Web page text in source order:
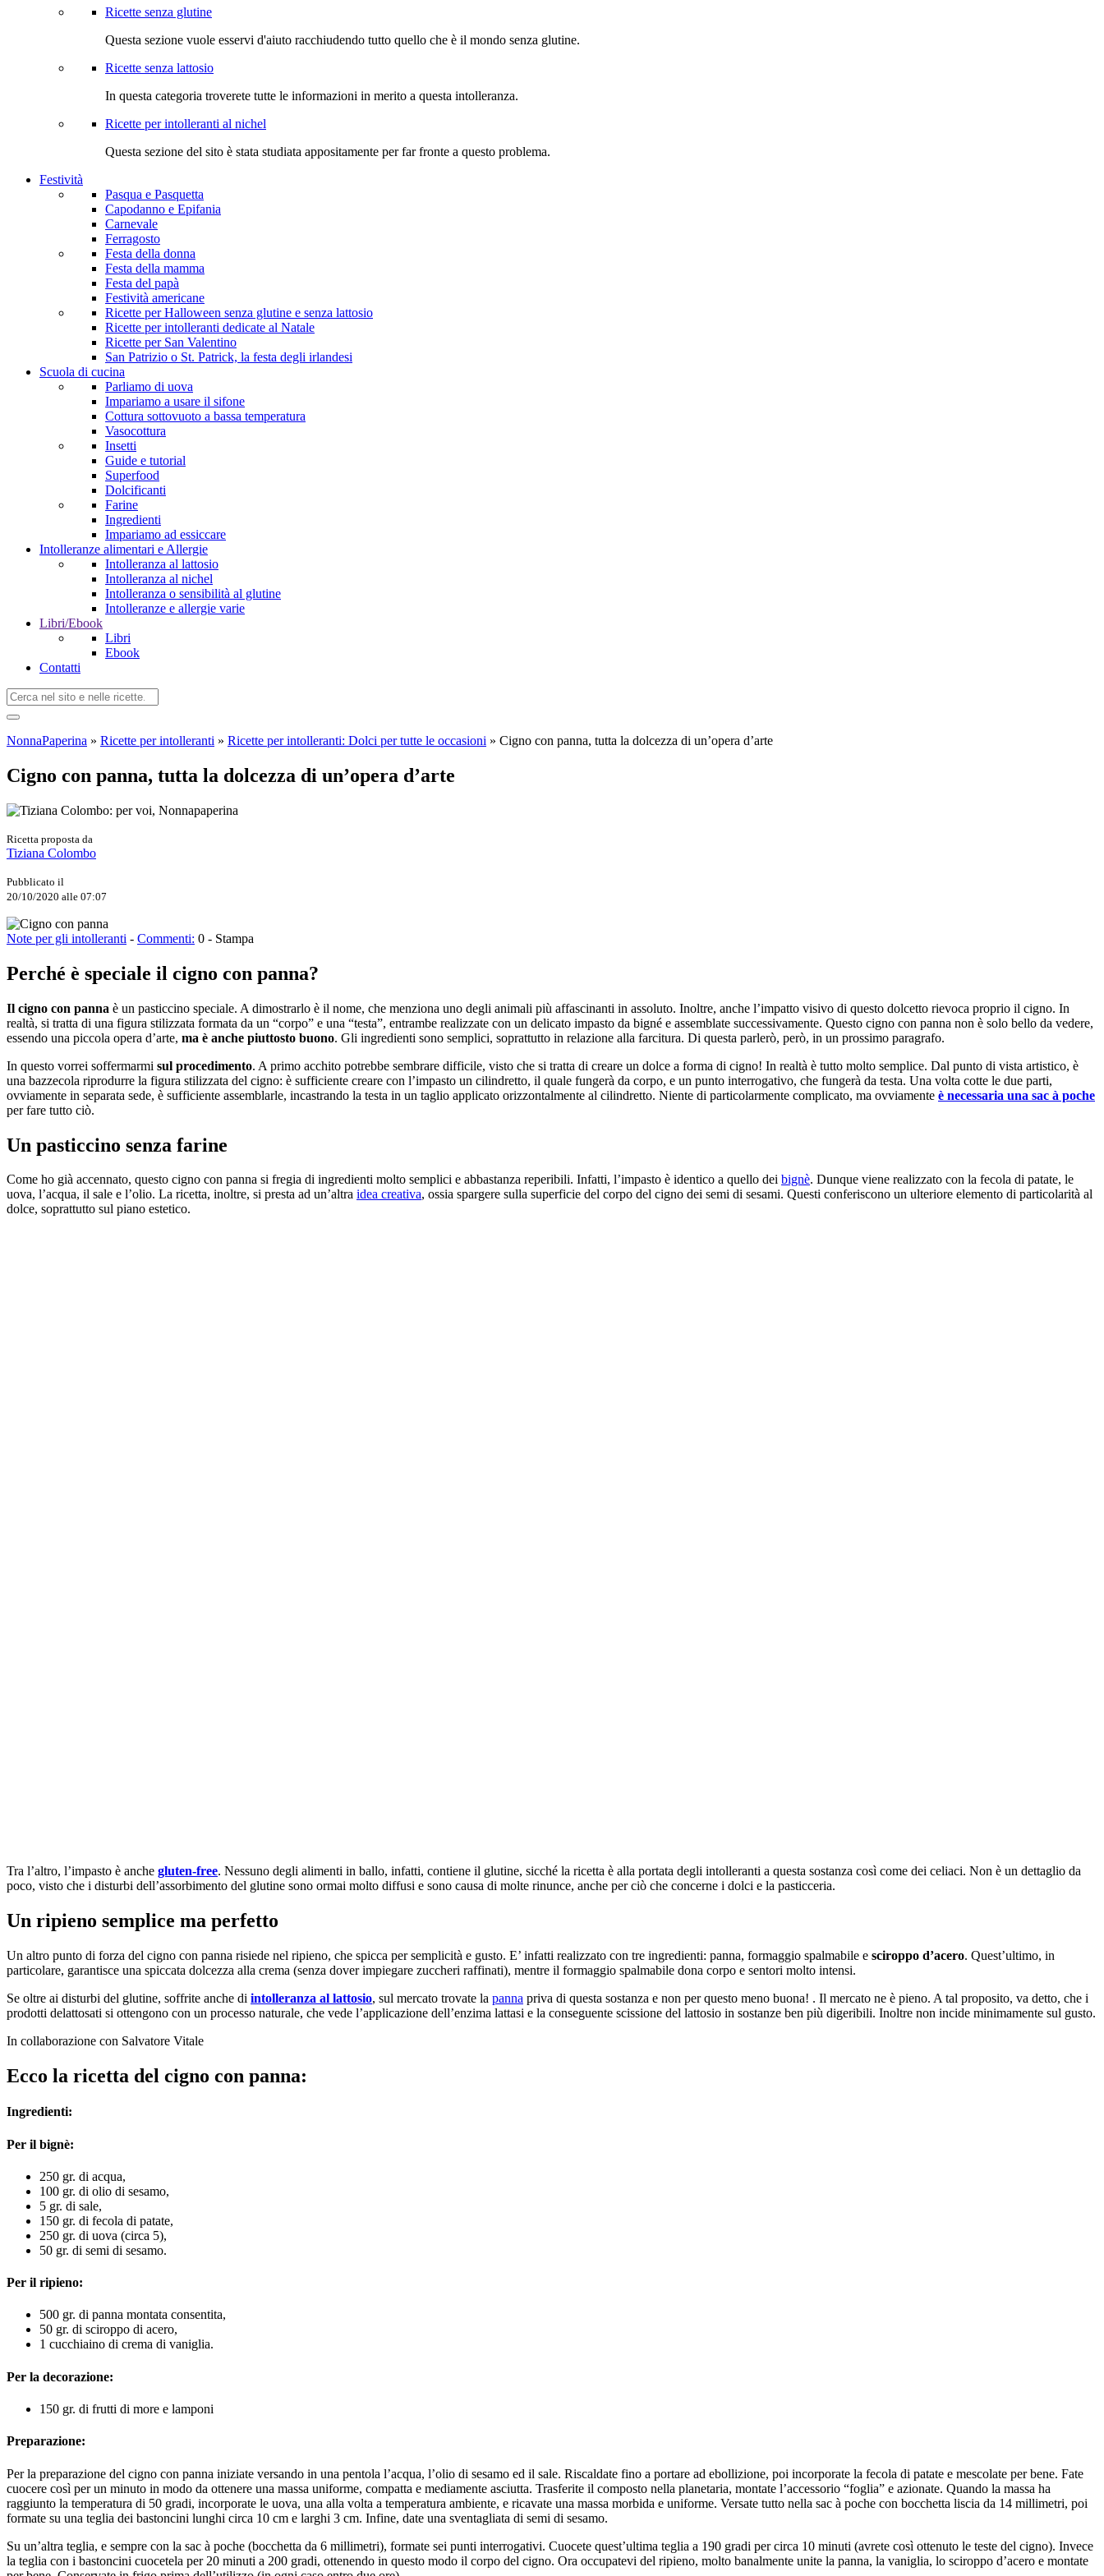
Ricette senza glutine
Questa sezione vuole esservi d'aiuto racchiudendo tutto quello che è il mondo senza glutine.
Ricette senza lattosio
In questa categoria troverete tutte le informazioni in merito a questa intolleranza.
Ricette per intolleranti al nichel
Questa sezione del sito è stata studiata appositamente per far fronte a questo problema.
Festività
Pasqua e Pasquetta
Capodanno e Epifania
Carnevale
Ferragosto
Festa della donna
Festa della mamma
Festa del papà
Festività americane
Ricette per Halloween senza glutine e senza lattosio
Ricette per intolleranti dedicate al Natale
Ricette per San Valentino
San Patrizio o St. Patrick, la festa degli irlandesi
Scuola di cucina
Parliamo di uova
Impariamo a usare il sifone
Cottura sottovuoto a bassa temperatura
Vasocottura
Insetti
Guide e tutorial
Superfood
Dolcificanti
Farine
Ingredienti
Impariamo ad essiccare
Intolleranze alimentari e Allergie
Intolleranza al lattosio
Intolleranza al nichel
Intolleranza o sensibilità al glutine
Intolleranze e allergie varie
Libri/Ebook
Libri
Ebook
Contatti
NonnaPaperina » Ricette per intolleranti » Ricette per intolleranti: Dolci per tutte le occasioni » Cigno con panna, tutta la dolcezza di un’opera d’arte
Cigno con panna, tutta la dolcezza di un’opera d’arte
Ricetta proposta da
Tiziana Colombo
Pubblicato il
20/10/2020 alle 07:07
Note per gli intolleranti - Commenti: 0 - Stampa
Perché è speciale il cigno con panna?
Il cigno con panna è un pasticcino speciale. A dimostrarlo è il nome, che menziona uno degli animali più affascinanti in assoluto. Inoltre, anche l’impatto visivo di questo dolcetto rievoca proprio il cigno. In
realtà, si tratta di una figura stilizzata formata da un “corpo” e una “testa”, entrambe realizzate con un delicato impasto da bigné e assemblate successivamente. Questo cigno con panna non è solo bello da vedere,
essendo una piccola opera d’arte, ma è anche piuttosto buono. Gli ingredienti sono semplici, soprattutto in relazione alla farcitura. Di questa parlerò, però, in un prossimo paragrafo.
In questo vorrei soffermarmi sul procedimento. A primo acchito potrebbe sembrare difficile, visto che si tratta di creare un dolce a forma di cigno! In realtà è tutto molto semplice. Dal punto di vista artistico, è
una bazzecola riprodurre la figura stilizzata del cigno: è sufficiente creare con l’impasto un cilindretto, il quale fungerà da corpo, e un punto interrogativo, che fungerà da testa. Una volta cotte le due parti,
ovviamente in separata sede, è sufficiente assemblarle, incastrando la testa in un taglio applicato orizzontalmente al cilindretto. Niente di particolarmente complicato, ma ovviamente è necessaria una sac à poche
per fare tutto ciò.
Un pasticcino senza farine
Come ho già accennato, questo cigno con panna si fregia di ingredienti molto semplici e abbastanza reperibili. Infatti, l’impasto è identico a quello dei bignè. Dunque viene realizzato con la fecola di patate, le
uova, l’acqua, il sale e l’olio. La ricetta, inoltre, si presta ad un’altra idea creativa, ossia spargere sulla superficie del corpo del cigno dei semi di sesami. Questi conferiscono un ulteriore elemento di particolarità al
dolce, soprattutto sul piano estetico.
Tra l’altro, l’impasto è anche gluten-free. Nessuno degli alimenti in ballo, infatti, contiene il glutine, sicché la ricetta è alla portata degli intolleranti a questa sostanza così come dei celiaci. Non è un dettaglio da
poco, visto che i disturbi dell’assorbimento del glutine sono ormai molto diffusi e sono causa di molte rinunce, anche per ciò che concerne i dolci e la pasticceria.
Un ripieno semplice ma perfetto
Un altro punto di forza del cigno con panna risiede nel ripieno, che spicca per semplicità e gusto. E’ infatti realizzato con tre ingredienti: panna, formaggio spalmabile e sciroppo d’acero. Quest’ultimo, in
particolare, garantisce una spiccata dolcezza alla crema (senza dover impiegare zuccheri raffinati), mentre il formaggio spalmabile dona corpo e sentori molto intensi.
Se oltre ai disturbi del glutine, soffrite anche di intolleranza al lattosio, sul mercato trovate la panna priva di questa sostanza e non per questo meno buona! . Il mercato ne è pieno. A tal proposito, va detto, che i
prodotti delattosati si ottengono con un processo naturale, che vede l’applicazione dell’enzima lattasi e la conseguente scissione del lattosio in sostanze ben più digeribili. Inoltre non incide minimamente sul gusto.
In collaborazione con Salvatore Vitale
Ecco la ricetta del cigno con panna:
Ingredienti:
Per il bignè:
250 gr. di acqua,
100 gr. di olio di sesamo,
5 gr. di sale,
150 gr. di fecola di patate,
250 gr. di uova (circa 5),
50 gr. di semi di sesamo.
Per il ripieno:
500 gr. di panna montata consentita,
50 gr. di sciroppo di acero,
1 cucchiaino di crema di vaniglia.
Per la decorazione:
150 gr. di frutti di more e lamponi
Preparazione:
Per la preparazione del cigno con panna iniziate versando in una pentola l’acqua, l’olio di sesamo ed il sale. Riscaldate fino a portare ad ebollizione, poi incorporate la fecola di patate e mescolate per bene. Fate
cuocere così per un minuto in modo da ottenere una massa uniforme, compatta e mediamente asciutta. Trasferite il composto nella planetaria, montate l’accessorio “foglia” e azionate. Quando la massa ha
raggiunto la temperatura di 50 gradi, incorporate le uova, una alla volta a temperatura ambiente, e ricavate una massa morbida e uniforme. Versate tutto nella sac à poche con bocchetta liscia da 14 millimetri, poi
formate su una teglia dei bastoncini lunghi circa 10 cm e larghi 3 cm. Infine, date una sventagliata di semi di sesamo.
Su un’altra teglia, e sempre con la sac à poche (bocchetta da 6 millimetri), formate sei punti interrogativi. Cuocete quest’ultima teglia a 190 gradi per circa 10 minuti (avrete così ottenuto le teste del cigno). Invece
la teglia con i bastoncini cuocetela per 20 minuti a 200 gradi, ottenendo in questo modo il corpo del cigno. Ora occupatevi del ripieno, molto banalmente unite la panna, la vaniglia, lo sciroppo d’acero e montate